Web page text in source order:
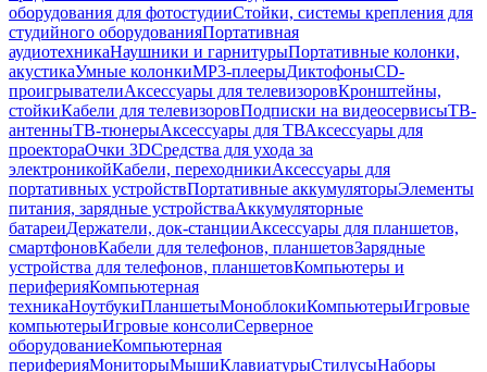
оборудования для фотостудииСтойки, системы крепления для
студийного оборудованияПортативная
аудиотехникаНаушники и гарнитурыПортативные колонки,
акустикаУмные колонкиMP3-плеерыДиктофоныCD-
проигрывателиАксессуары для телевизоровКронштейны,
стойкиКабели для телевизоровПодписки на видеосервисыТВ-
антенныТВ-тюнерыАксессуары для ТВАксессуары для
проектораОчки 3DСредства для ухода за
электроникойКабели, переходникиАксессуары для
портативных устройствПортативные аккумуляторыЭлементы
питания, зарядные устройстваАккумуляторные
батареиДержатели, док-станцииАксессуары для планшетов,
смартфоновКабели для телефонов, планшетовЗарядные
устройства для телефонов, планшетовКомпьютеры и
периферияКомпьютерная
техникаНоутбукиПланшетыМоноблокиКомпьютерыИгровые
компьютерыИгровые консолиСерверное
оборудованиеКомпьютерная
периферияМониторыМышиКлавиатурыСтилусыНаборы